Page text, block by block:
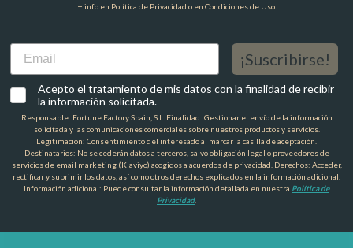
+ info en Política de Privacidad o en Condiciones de Uso
Email
¡Suscribirse!
Acepto el tratamiento de mis datos con la finalidad de recibir
la información solicitada.
Responsable: Fortune Factory Spain, S.L. Finalidad: Gestionar el envío de la información
solicitada y las comunicaciones comerciales sobre nuestros productos y servicios.
Legitimación: Consentimiento del interesado al marcar la casilla de aceptación.
Destinatarios: No se cederán datos a terceros, salvo obligación legal o proveedores de
servicios de email marketing (Klaviyo) acogidos a acuerdos de privacidad. Derechos: Acceder,
rectificar y suprimir los datos, así como otros derechos explicados en la información adicional.
Información adicional: Puede consultar la información detallada en nuestra Política de
Privacidad.